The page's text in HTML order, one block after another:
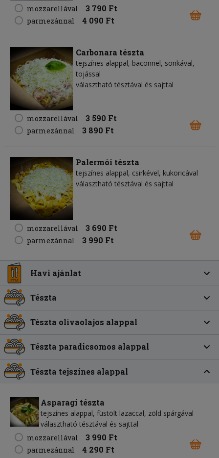
mozzarellával 3 790 Ft
parmezánnal 4 090 Ft
Carbonara tészta
tejszínes alappal, baconnel, sonkával,
tojással
választható tésztával és sajttal
mozzarellával 3 590 Ft
parmezánnal 3 890 Ft
Palermói tészta
tejszínes alappal, csirkével, kukoricával
választható tésztával és sajttal
mozzarellával 3 690 Ft
parmezánnal 3 990 Ft
Havi ajánlat
Tészta
Tészta olívaolajos alappal
Tészta paradicsomos alappal
Tészta tejszínes alappal
Asparagi tészta
tejszínes alappal, füstölt lazaccal, zöld spárgával
választható tésztával és sajttal
mozzarellával
3 990 Ft
parmezánnal 4 290 Ft